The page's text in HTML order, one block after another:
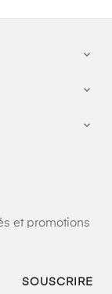



et promotions
SOUSCRIRE